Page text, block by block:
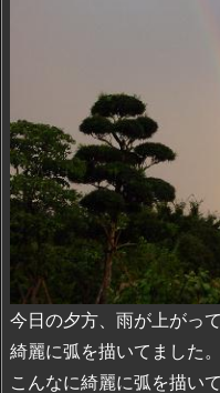
今日の夕方、雨が上がっ
綺麗に弧を描いてました。
こんなに綺麗に弧を描い